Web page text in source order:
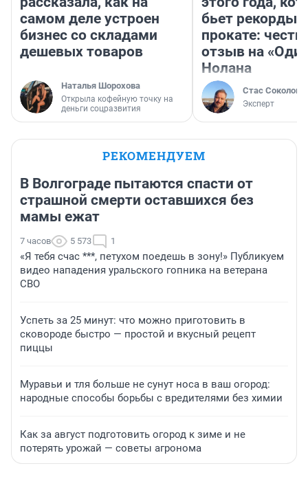
самом деле устроен
бизнес со складами
дешевых товаров
Наталья Шорохова
Открыла кофейную точку на
деньги соцразвития
бьет рекорды в
прокате:
отзыв на
Нолана
Стас Соколов
Эксперт
РЕКОМЕНДУЕМ
В Волгограде пытаются спасти от
страшной смерти оставшихся без
мамы ежат
7 часов 5 573 1
«Я тебя счас ***, петухом поедешь в зону!» Публикуем
видео нападения уральского гопника на ветерана
СВО
Успеть за 25 минут: что можно приготовить в
сковороде быстро — простой и вкусный рецепт
пиццы
Муравьи и тля больше не сунут носа в ваш огород:
народные способы борьбы с вредителями без химии
Как за август подготовить огород к зиме и не
потерять урожай — советы агронома